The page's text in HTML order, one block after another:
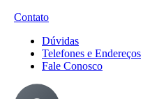
Contato
Dúvidas
Telefones e Endereços
Fale Conosco